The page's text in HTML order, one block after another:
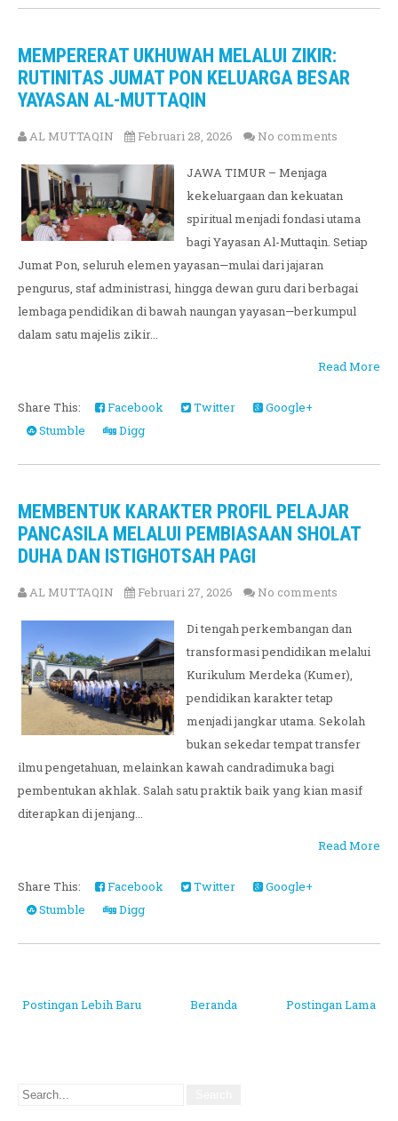
MEMPERERAT UKHUWAH MELALUI ZIKIR:
RUTINITAS JUMAT PON KELUARGA BESAR
YAYASAN AL-MUTTAQIN
AL MUTTAQIN Februari 28, 2026 No comments
JAWA TIMUR – Menjaga
kekeluargaan dan kekuatan
spiritual menjadi fondasi utama
bagi Yayasan Al-Muttaqin. Setiap
Jumat Pon, seluruh elemen yayasan—mulai dari jajaran
pengurus, staf administrasi, hingga dewan guru dari berbagai
lembaga pendidikan di bawah naungan yayasan—berkumpul
dalam satu majelis zikir...
Read More
Share This: Facebook Twitter
Google+
Stumble
Digg
MEMBENTUK KARAKTER PROFIL PELAJAR
PANCASILA MELALUI PEMBIASAAN SHOLAT
DUHA DAN ISTIGHOTSAH PAGI
AL MUTTAQIN Februari 27, 2026 No comments
Di tengah perkembangan dan
transformasi pendidikan melalui
Kurikulum Merdeka (Kumer),
pendidikan karakter tetap
menjadi jangkar utama. Sekolah
bukan sekedar tempat transfer
ilmu pengetahuan, melainkan kawah candradimuka bagi
pembentukan akhlak. Salah satu praktik baik yang kian masif
diterapkan di jenjang...
Read More
Share This: Facebook Twitter
Google+
Stumble
Digg
Postingan Lebih Baru Postingan Lama
Beranda